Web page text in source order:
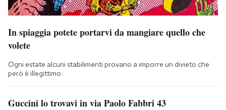
In spiaggia potete portarvi da mangiare quello che
volete
Ogni estate alcuni stabilimenti provano a imporre un divieto che
però è illegittimo
Guccini lo trovavi in via Paolo Fabbri 43